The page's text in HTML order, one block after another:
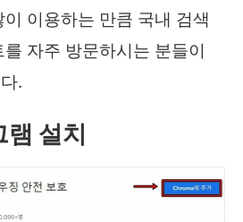
이용하는 만큼 국내 검색
자주 방문하시는 분들이
.
램 설치